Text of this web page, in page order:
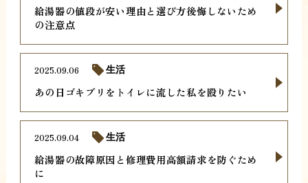
給湯器の値段が安い理由と選び方後悔しないため
の注意点
あの日ゴキブリをトイレに流した私を殴りたい
2025.09.06 生活
給湯器の故障原因と修理費用高額請求を防ぐため
に
2025.09.04 生活